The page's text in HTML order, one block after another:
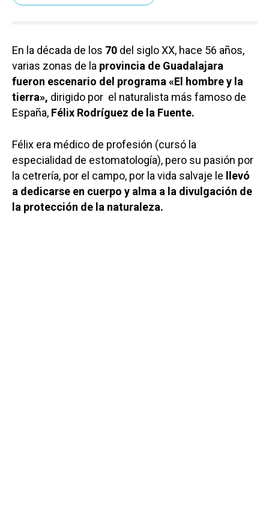
En la década de los 70 del siglo XX, hace 56 años,
varias zonas de la provincia de Guadalajara
fueron escenario del programa «El hombre y la
tierra», dirigido por el naturalista más famoso de
España, Félix Rodríguez de la Fuente.
Félix era médico de profesión (cursó la
especialidad de estomatología), pero su pasión por
la cetrería, por el campo, por la vida salvaje le llevó
a dedicarse en cuerpo y alma a la divulgación de
la protección de la naturaleza.